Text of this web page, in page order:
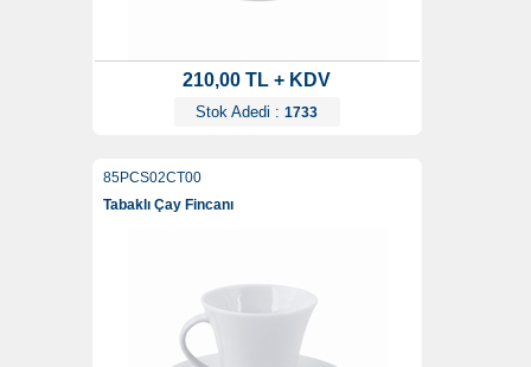
210,00 TL + KDV
Stok Adedi : 1733
85PCS02CT00
Tabaklı Çay Fincanı